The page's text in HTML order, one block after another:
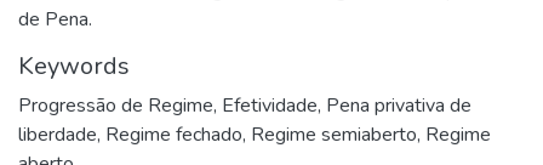
de Pena.
Keywords
Progressão de Regime, Efetividade, Pena privativa de
liberdade, Regime fechado, Regime semiaberto, Regime